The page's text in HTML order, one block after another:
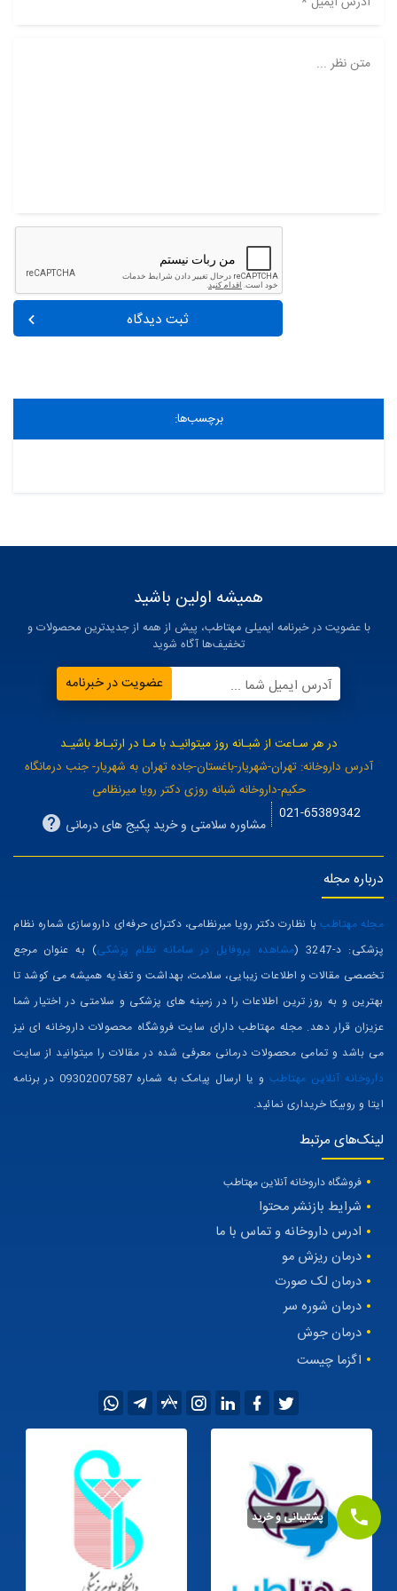
متن نظر ...
ثبت دیدگاه
برچسب‌ها:
همیشه اولین باشید
با عضویت در خبرنامه ایمیلی مهتاطب، پیش از همه از جدیدترین محصولات و
تخفیف‌ها آگاه شوید
آدرس ایمیل شما ... عضویت در خبرنامه
در هر سـاعت از شبـانه روز میتوانیـد با مـا در ارتبـاط باشیـد
آدرس داروخانه: تهران-شهریار-باغستان-جاده تهران به شهریار- جنب درمانگاه
حکیم-داروخانه شبانه روزی دکتر رویا میرنظامی
021-65389342
مشاوره سلامتی و خرید پکیج های درمانی
درباره مجله
مجله مهتاطببا نظارت دکتر رویا میرنظامی، دکترای حرفه‌ای داروسازی شماره نظام
پزشکی: د-3247 (
مشاهده پروفایل در سامانه نظام پزشکی) به عنوان مرجع
تخصصی مقالات و اطلاعات زیبایی، سلامت، بهداشت و تغذیه همیشه می کوشد تا
بهترین و به روز ترین اطلاعات را در زمینه های پزشکی و سلامتی در اختیار شما
عزیزان قرار دهد. مجله مهتاطب دارای سایت فروشگاه محصولات داروخانه ای نیز
می باشد و تمامی محصولات درمانی معرفی شده در مقالات را میتوانید از سایت
داروخانه آنلاین مهتاطب
و یا ارسال پیامک به شماره 09302007587 در برنامه
ایتا و روبیکا خریداری نمائید.
لینک‌های مرتبط
فروشگاه داروخانه آنلاین مهتاطب
شرایط بازنشر محتوا
ادرس داروخانه و تماس با ما
درمان ریزش مو
درمان لک صورت
درمان شوره سر
درمان جوش
اگزما چیست
پشتیبانی و خرید